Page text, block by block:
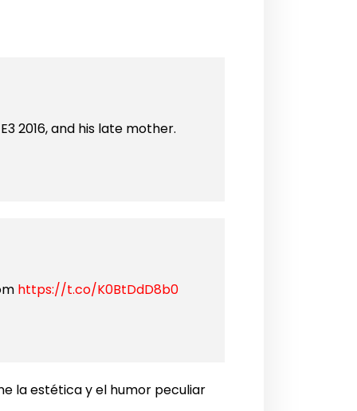
2016, and his late mother.
https://t.co/K0BtDdD8b0
la estética y el humor peculiar